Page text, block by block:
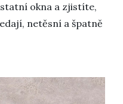
okna a zjistíte,
netěsní a špatně